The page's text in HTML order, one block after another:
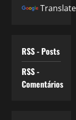
Translate
RSS - Posts
RSS -
Comentários